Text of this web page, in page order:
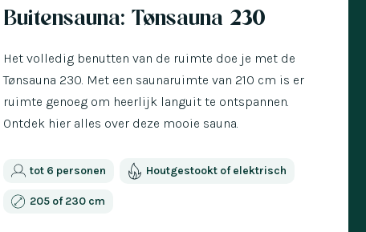
Buitensauna: Tønsauna 230
Het volledig benutten van de ruimte doe je met de
Tønsauna 230. Met een saunaruimte van 210 cm is er
ruimte genoeg om heerlijk languit te ontspannen.
Ontdek hier alles over deze mooie sauna.
tot 6 personen Houtgestookt of elektrisch
205 of 230 cm